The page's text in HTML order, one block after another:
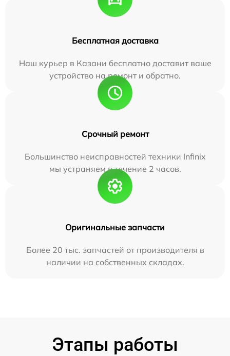
Бесплатная доставка
Наш курьер в Казани бесплатно доставит ваше
устройство на ремонт и обратно.
Срочный ремонт
Большинство неисправностей техники Infinix
мы устраняем в течение 2 часов.
Оригинальные запчасти
Более 20 тыс. запчастей от производителя в
наличии на собственных складах.
Этапы работы